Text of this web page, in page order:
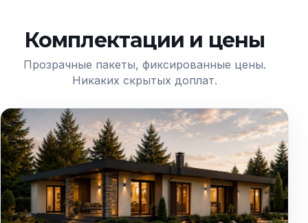
Комплектации и цены
Прозрачные пакеты, фиксированные цены.
Никаких скрытых доплат.